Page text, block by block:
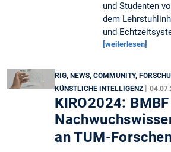
und Studenten
dem
und
[weiterlesen]
RIG, NEWS, COMMUNITY,
KÜNSTLICHE INTELLIGENZ |
KIRO2024:
an TUM-